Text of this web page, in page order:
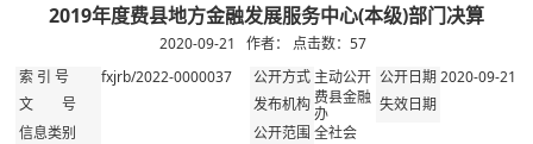
2019年度费县地方金融发展服务中心(本级)部门决算
2020-09-21 作者： 点击数： 57
索 引 号 fxjrb/2022-0000037 公开方式 主动公开 公开日期2020-09-21
文 号 发布机构费县金融
办
失效日期
信息类别
公开范围全社会